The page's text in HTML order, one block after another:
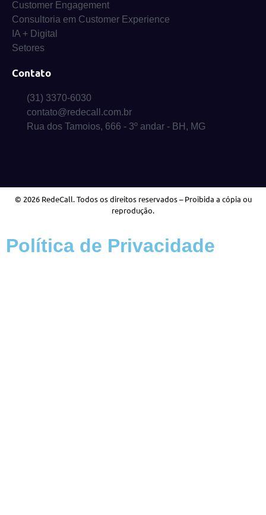
Customer Engagement
Consultoria em Customer Experience
IA + Digital
Setores
Contato
(31) 3370-6030
contato@redecall.com.br
Rua dos Tamoios, 666 - 3º andar - BH, MG
© 2026 RedeCall. Todos os direitos reservados – Proibida a cópia ou
reprodução.
Política de Privacidade